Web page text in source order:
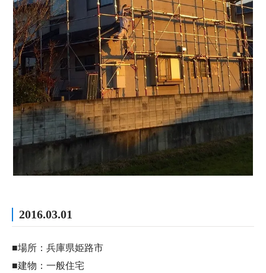
2016.03.01
■場所：兵庫県姫路市
■建物：一般住宅